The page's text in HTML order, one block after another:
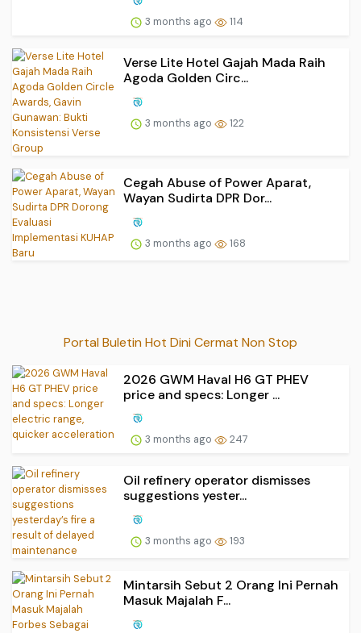
3 months ago 114
Verse Lite Hotel Gajah Mada Raih
Agoda Golden Circ...
3 months ago 122
Cegah Abuse of Power Aparat,
Wayan Sudirta DPR Dor...
3 months ago 168
Portal Buletin Hot Dini Cermat Non Stop
2026 GWM Haval H6 GT PHEV
price and specs: Longer ...
3 months ago 247
Oil refinery operator dismisses
suggestions yester...
3 months ago 193
Mintarsih Sebut 2 Orang Ini Pernah
Masuk Majalah F...